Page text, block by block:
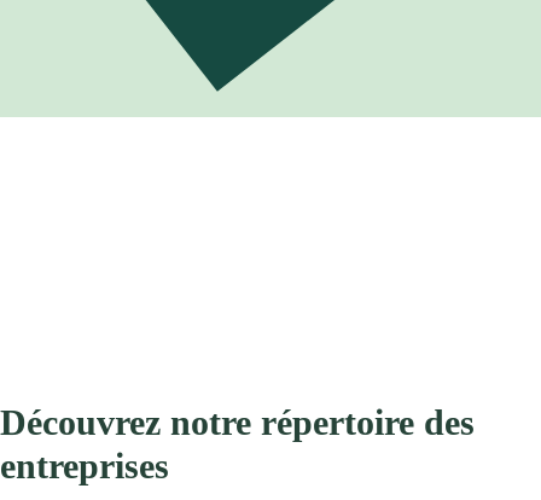
Découvrez notre répertoire des
entreprises